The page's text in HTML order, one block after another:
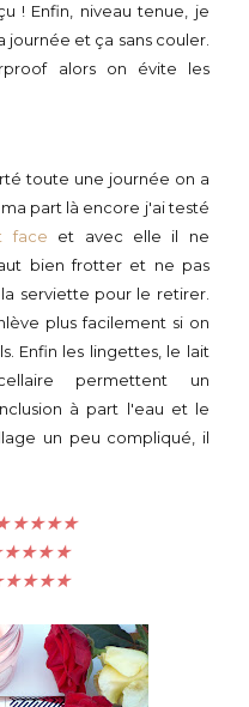
! Enfin, niveau tenue, je
et ça sans couler.
alors on évite les
toute une journée on a
part là encore j'ai testé
face et avec elle il ne
bien frotter et ne pas
serviette pour le retirer.
plus facilement si on
Enfin les lingettes, le lait
permettent un
à part l'eau et le
un peu compliqué, il
★★★★
★★★★
★★★★